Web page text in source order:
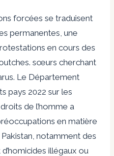
forcées se traduisent
permanentes, une
en cours des
sœurs cherchant
Le Département
pays 2022 sur les
de l’homme a
en matière
notamment des
illégaux ou